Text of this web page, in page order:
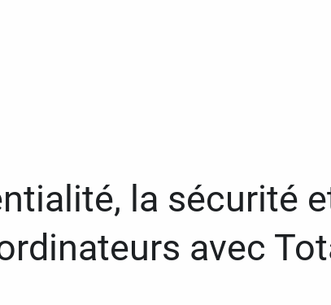
la sécurité
avec